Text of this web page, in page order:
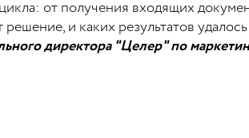
от получения входящих
решение, и каких результатов
директора "Целер" по